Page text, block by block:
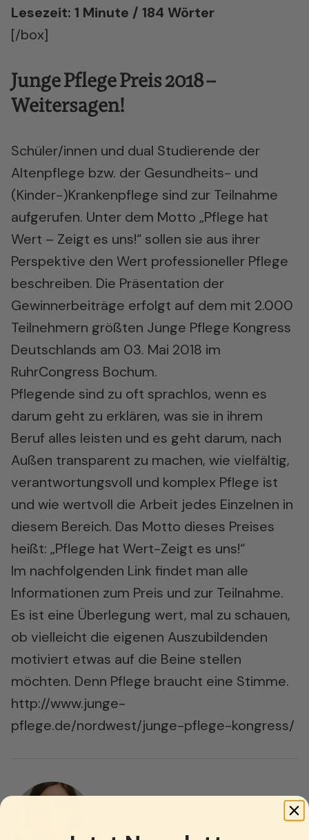
Lesezeit: 1 Minute / 184 Wörter
[/box]
Junge Pflege Preis 2018 –
Weitersagen!
Schüler/innen und dual Studierende der
Altenpflege bzw. der Gesundheits- und
(Kinder-)Krankenpflege sind zur Teilnahme
aufgerufen. Unter dem Motto „Pflege hat
Wert – Zeigt es uns!“ sollen sie aus ihrer
Perspektive den Wert professioneller Pflege
beschreiben. Die Präsentation der
Gewinnerbeiträge erfolgt auf dem mit 2.000
Teilnehmern größten Junge Pflege Kongress
Deutschlands am 03. Mai 2018 im
RuhrCongress Bochum.
Pflegende sind zu oft sprachlos, wenn es
darum geht zu erklären, was sie in ihrem
Beruf alles leisten und es geht darum, nach
Außen transparent zu machen, wie vielfältig,
verantwortungsvoll und komplex Pflege ist
und wie wertvoll die Arbeit jedes Einzelnen in
diesem Bereich. Das Motto dieses Preises
heißt: „Pflege hat Wert-Zeigt es uns!“
Im nachfolgenden Link findet man alle
Informationen zum Preis und zur Teilnahme.
Es ist eine Überlegung wert, mal zu schauen,
ob vielleicht die eigenen Auszubildenden
motiviert etwas auf die Beine stellen
möchten. Denn Pflege braucht eine Stimme.
http://www.junge-
pflege.de/nordwest/junge-pflege-kongress/